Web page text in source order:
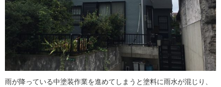
雨が降っている中塗装作業を進めてしまうと塗料に雨水が混じり、